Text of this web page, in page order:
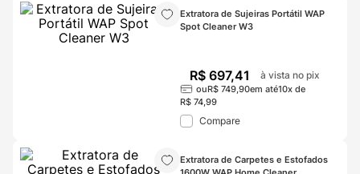
Extratora de Sujeiras Portátil WAP
Spot Cleaner W3
R$ 697,41 à vista no pix
ouR$ 749 90em até10x de
R$ 74 99
Compare
Extratora de Carpetes e Estofados